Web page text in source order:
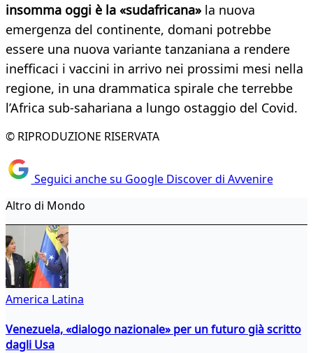
insomma oggi è la «sudafricana» la nuova
emergenza del continente, domani potrebbe
essere una nuova variante tanzaniana a rendere
inefficaci i vaccini in arrivo nei prossimi mesi nella
regione, in una drammatica spirale che terrebbe
l’Africa sub-sahariana a lungo ostaggio del Covid.
© RIPRODUZIONE RISERVATA
Seguici anche su Google Discover di Avvenire
Altro di Mondo
America Latina
Venezuela, «dialogo nazionale» per un futuro già scritto
dagli Usa